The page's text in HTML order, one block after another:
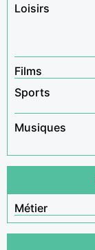
Loisirs
Films
Sports
Musiques
Métier